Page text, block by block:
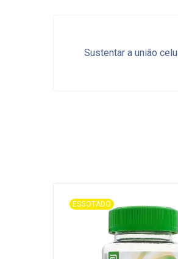
Sustentar a união
ESGOTADO